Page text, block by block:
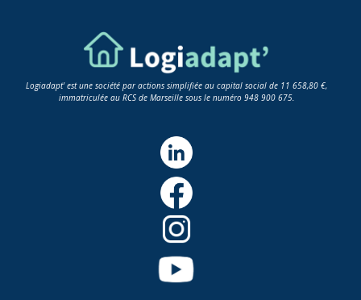
Logiadapt' est une société par actions simplifiée au capital social de 11 658,80 €,
immatriculée au RCS de Marseille sous le numéro 948 900 675.